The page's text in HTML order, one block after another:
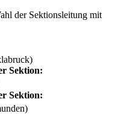
der Sektionsleitung mit
Sektion:
Sektion: